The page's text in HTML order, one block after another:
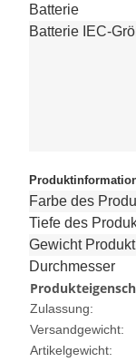
Batterie
Batterie IEC-
Farbe des
Tiefe des
Gewicht Produkt
Durchmesser
Zulassung:
Versandgewicht:
Artikelgewicht: